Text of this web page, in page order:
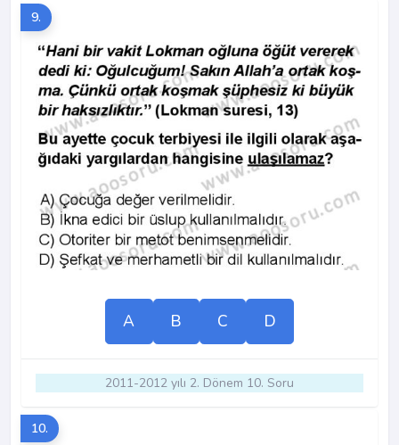
9.
A B C D
2011-2012 yılı 2. Dönem 10. Soru
10.